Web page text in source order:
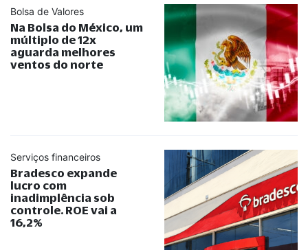
Bolsa de Valores
Na Bolsa do México, um
múltiplo de 12x
aguarda melhores
ventos do norte
Serviços financeiros
Bradesco expande
lucro com
inadimplência sob
controle. ROE vai a
16,2%